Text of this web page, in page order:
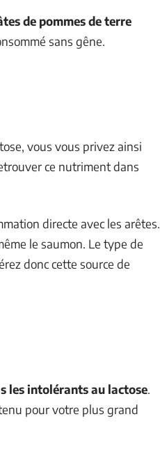
de pommes de terre
sans gêne.
vous vous privez ainsi
ce nutriment dans
directe avec les arêtes.
le saumon. Le type de
donc cette source de
les intolérants au lactose.
pour votre plus grand